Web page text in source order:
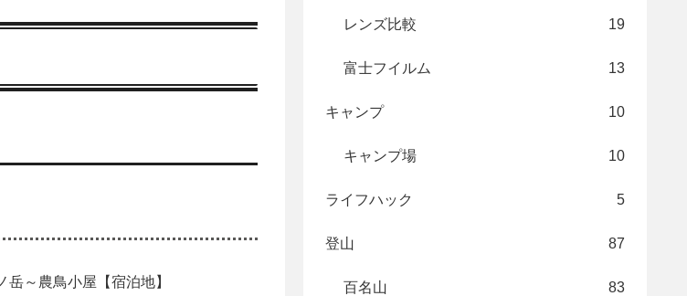
～農鳥小屋【宿泊地】
レンズ比較 19
富士フイルム 13
キャンプ 10
キャンプ場 10
ライフハック 5
登山 87
百名山 83